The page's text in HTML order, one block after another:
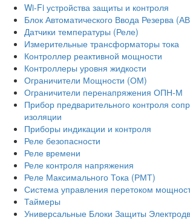
Wi-Fi устройства защиты и контроля
Блок Автоматического Ввода Резерва
Датчики температуры (Реле)
Измерительные трансформаторы тока
Контроллер реактивной мощности
Контроллеры уровня жидкости
Ограничители Мощности (ОМ)
Ограничители перенапряжения ОПН-М
Прибор предварительного контроля
изоляции
Приборы индикации и контроля
Реле безопасности
Реле времени
Реле контроля напряжения
Реле Максимального Тока (РМТ)
Система управления перетоком
Таймеры
Универсальные Блоки Защиты